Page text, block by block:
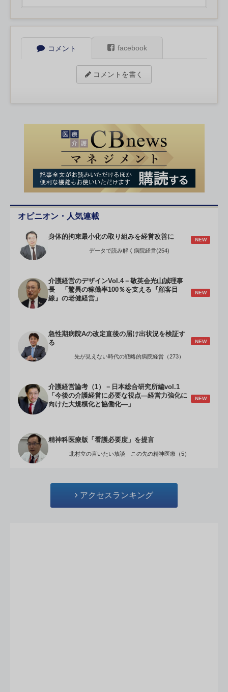
コメント facebook
コメントを書く
オピニオン・人気連載
身体的拘束最小化の取り組みを経営改善に NEW
データで読み解く病院経営(254)
介護経営のデザインVol.4－敬英会光山誠理事
長 「驚異の稼働率100％を支える『顧客目
線』の老健経営」
NEW
急性期病院Aの改定直後の届け出状況を検証す
る
NEW
先が見えない時代の戦略的病院経営（273）
介護経営論考（1）－日本総合研究所編vol.1
「今後の介護経営に必要な視点―経営力強化に
向けた大規模化と協働化―」
NEW
精神科医療版「看護必要度」を提言
北村立の言いたい放談 この先の精神医療（5）
アクセスランキング